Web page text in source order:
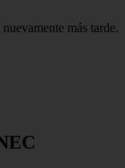
más tarde.